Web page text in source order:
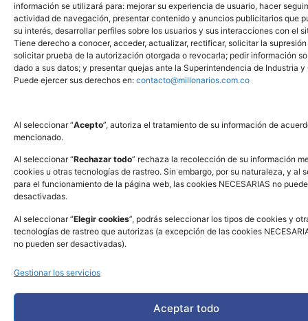
información se utilizará para: mejorar su experiencia de usuario, hacer
actividad de navegación, presentar contenido y anuncios publicitarios que
su interés, desarrollar perfiles sobre los usuarios y sus interacciones con el
Tiene derecho a conocer, acceder, actualizar, rectificar, solicitar la
solicitar prueba de la autorización otorgada o revocarla; pedir información
dado a sus datos; y presentar quejas ante la Superintendencia de Industria y
Puede ejercer sus derechos en: contacto@millonarios.com.co
Al seleccionar “Acepto”, autoriza el tratamiento de su información de
mencionado.
Al seleccionar “Rechazar todo” rechaza la recolección de su información
cookies u otras tecnologías de rastreo. Sin embargo, por su naturaleza, y al
para el funcionamiento de la página web, las cookies NECESARIAS no
desactivadas.
Al seleccionar “Elegir cookies”, podrás seleccionar los tipos de cookies y
tecnologías de rastreo que autorizas (a excepción de las cookies
no pueden ser desactivadas).
Gestionar los servicios
Aceptar todo